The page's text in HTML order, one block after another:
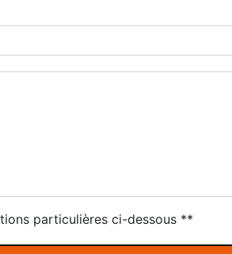
particulières ci-dessous **